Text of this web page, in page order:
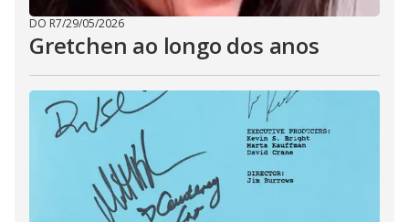
DO R7/29/05/2026
Gretchen ao longo dos anos